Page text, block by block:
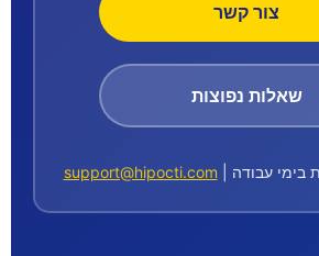
צור קשר
שאלות נפוצות
support@hipocti.com